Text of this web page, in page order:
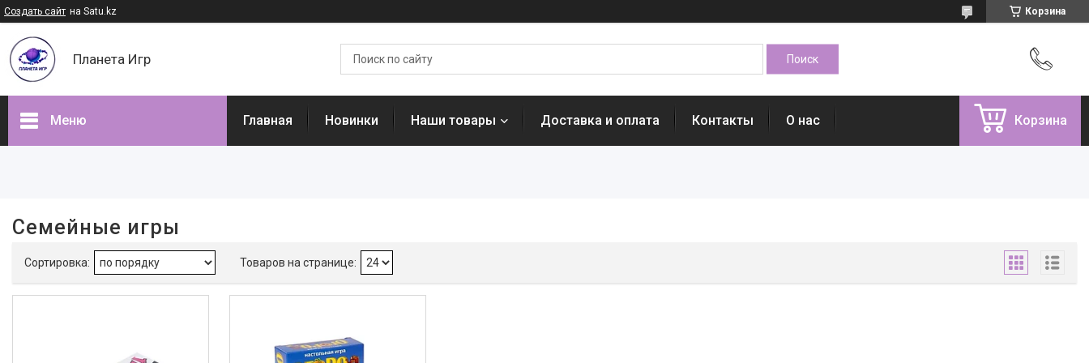
Создать сайт на Satu.kz Корзина
Планета Игр
Меню
Да 2
Производитель
Главная Новинки Наши товары Доставка и оплата Контакты О нас Корзина
Семейные игры